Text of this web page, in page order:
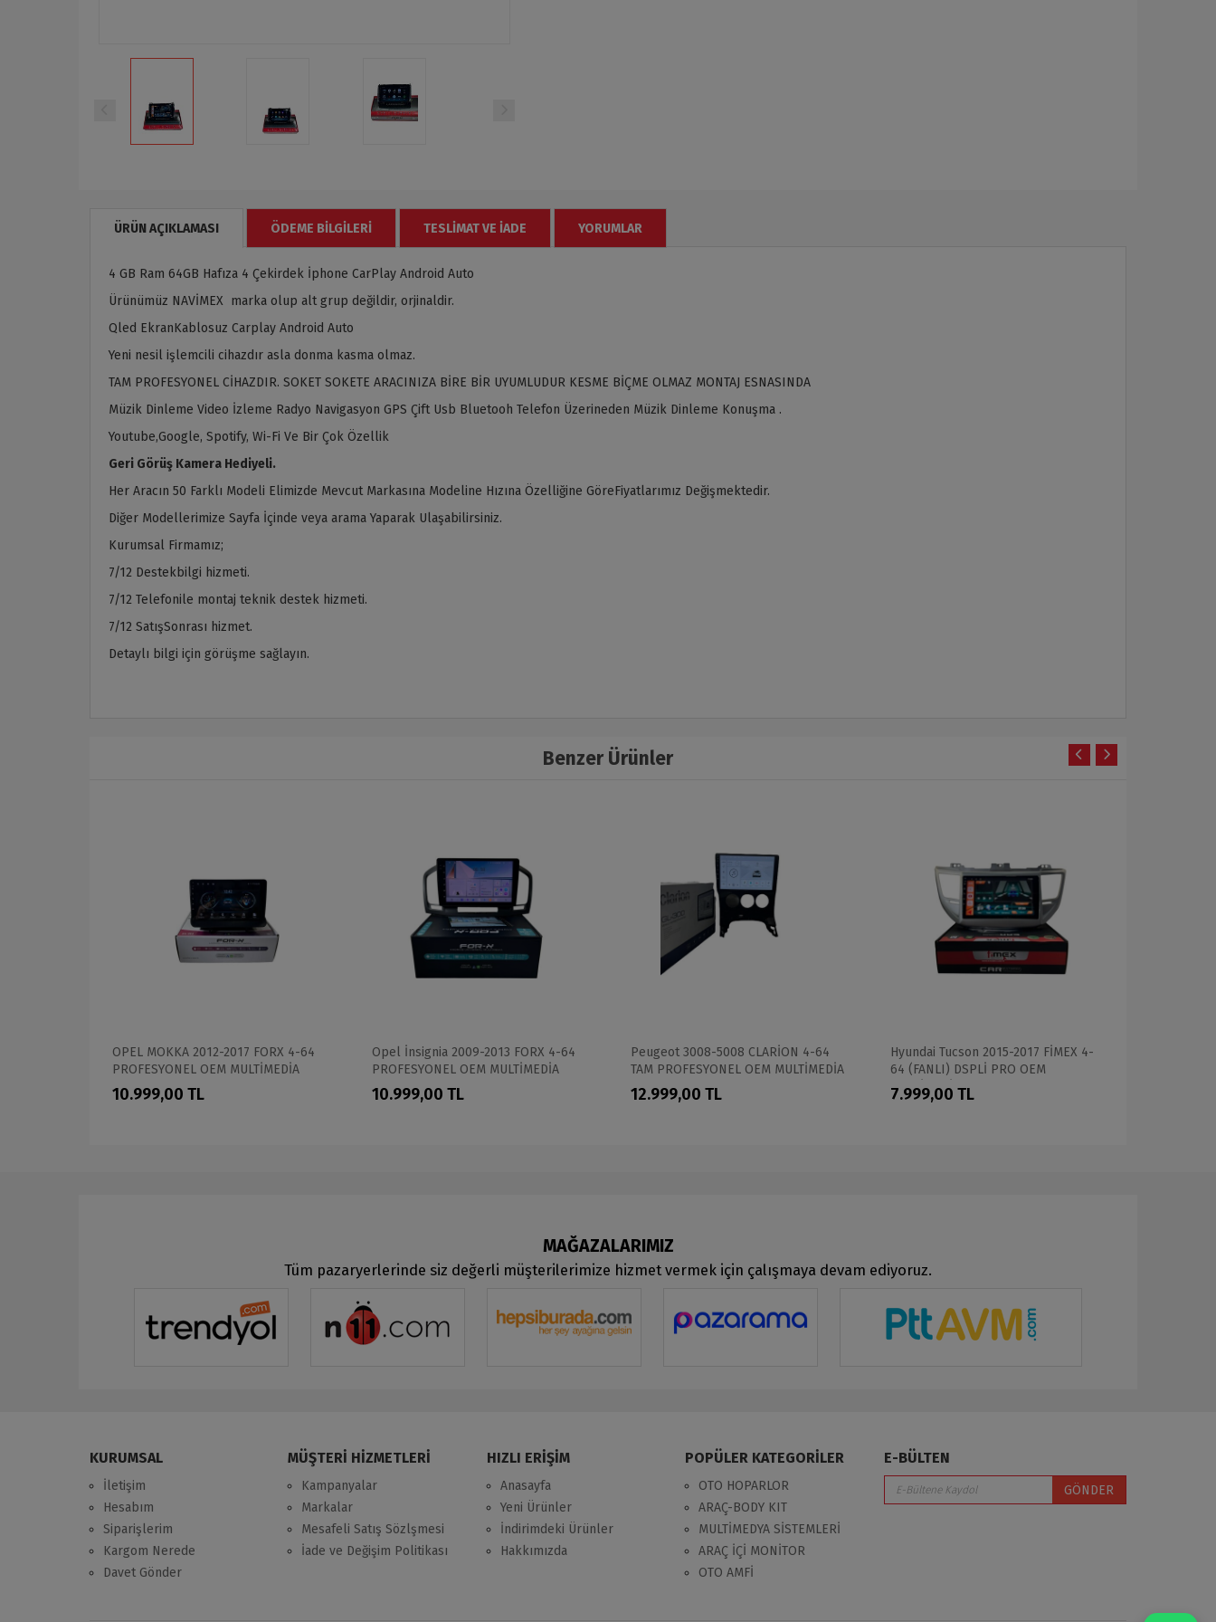
ÜRÜN AÇIKLAMASI ÖDEME BILGILERI TESLIMAT VE İADE YORUMLAR
4 GB Ram 64GB Hafıza 4 Çekirdek İphone CarPlay Android Auto
Ürünümüz NAVİMEX marka olup alt grup değildir, orjinaldir.
Qled EkranKablosuz Carplay Android Auto
Yeni nesil işlemcili cihazdır asla donma kasma olmaz.
TAM PROFESYONEL CİHAZDIR. SOKET SOKETE ARACINIZA BİRE BİR UYUMLUDUR KESME BİÇME OLMAZ MONTAJ ESNASINDA
Müzik Dinleme Video İzleme Radyo Navigasyon GPS Çift Usb Bluetooh Telefon Üzerineden Müzik Dinleme Konuşma .
Youtube,Google, Spotify, Wi-Fi Ve Bir Çok Özellik
Geri Görüş Kamera Hediyeli.
Her Aracın 50 Farklı Modeli Elimizde Mevcut Markasına Modeline Hızına Özelliğine GöreFiyatlarımız Değişmektedir.
Diğer Modellerimize Sayfa İçinde veya arama Yaparak Ulaşabilirsiniz.
Kurumsal Firmamız;
7/12 Destekbilgi hizmeti.
7/12 Telefonile montaj teknik destek hizmeti.
7/12 SatışSonrası hizmet.
Detaylı bilgi için görüşme sağlayın.
Benzer Ürünler
OPEL MOKKA 2012-2017 FORX 4-64
PROFESYONEL OEM MULTİMEDİA
10.999,00 TL
Opel İnsignia 2009-2013 FORX 4-64
PROFESYONEL OEM MULTİMEDİA
10.999,00 TL
Peugeot 3008-5008 CLARİON 4-64
TAM PROFESYONEL OEM MULTİMEDİA
12.999,00 TL
Hyundai Tucson 2015-2017 FİMEX 4-
64 (FANLI) DSPLİ PRO OEM
MULTİMEDİA
7.999,00 TL
MAĞAZALARIMIZ
Tüm pazaryerlerinde siz değerli müşterilerimize hizmet vermek için çalışmaya devam ediyoruz.
KURUMSAL
İletişim
Hesabım
Siparişlerim
Kargom Nerede
Davet Gönder
MÜŞTERİ HİZMETLERİ
Kampanyalar
Markalar
Mesafeli Satış Sözlşmesi
İade ve Değişim Politikası
HIZLI ERİŞİM
Anasayfa
Yeni Ürünler
İndirimdeki Ürünler
Hakkımızda
POPÜLER KATEGORİLER
OTO HOPARLOR
ARAÇ-BODY KIT
MULTİMEDYA SİSTEMLERİ
ARAÇ İÇİ MONİTOR
OTO AMFİ
E-BÜLTEN
GÖNDER